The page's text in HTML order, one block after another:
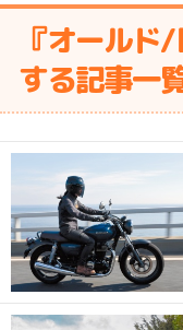
『オールド
する記事一